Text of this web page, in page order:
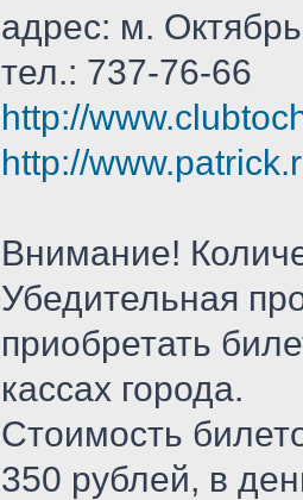
адрес: м.
тел.: 737-76-66
http://
http://
Внимание!
Убедительная
приобретать
кассах города.
Стоимость
350 рублей, в